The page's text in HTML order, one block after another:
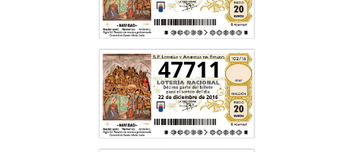
47711